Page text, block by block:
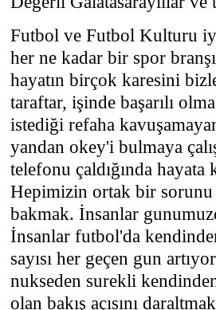
Futbol ve Futbol Kulturu
her ne kadar bir spor
hayatın birçok karesini
taraftar, işinde başarılı
istediği refaha
yandan okey'i bulmaya
telefonu çaldığında hayata
Hepimizin ortak bir sorunu
bakmak. İnsanlar
İnsanlar futbol'da
sayısı her geçen gun
nukseden surekli
olan bakış açısını